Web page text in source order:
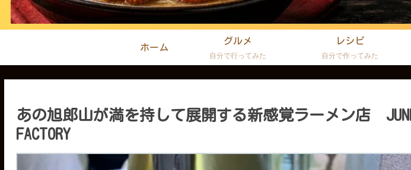
ホーム
グルメ
自分で行ってみた
レシピ
自分で作ってみた
あの旭郎山が満を持して展開する新感覚ラーメン店 JUNK
FACTORY